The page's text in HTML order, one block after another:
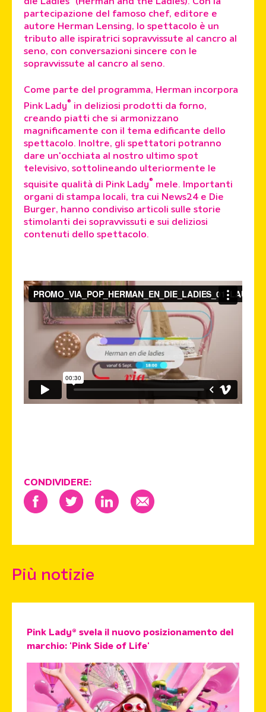
partecipazione del famoso chef, editore e
autore Herman Lensing, lo spettacolo è un
tributo alle ispiratrici sopravvissute al cancro al
seno, con conversazioni sincere con le
sopravvissute al cancro al seno.
Come parte del programma, Herman incorpora
Pink Lady® in deliziosi prodotti da forno,
creando piatti che si armonizzano
magnificamente con il tema edificante dello
spettacolo. Inoltre, gli spettatori potranno
dare un'occhiata al nostro ultimo spot
televisivo, sottolineando ulteriormente le
squisite qualità di Pink Lady® mele. Importanti
organi di stampa locali, tra cui News24 e Die
Burger, hanno condiviso articoli sulle storie
stimolanti dei sopravvissuti e sui deliziosi
contenuti dello spettacolo.
CONDIVIDERE:
Più notizie
Pink Lady® svela il nuovo posizionamento del
marchio: 'Pink Side of Life'